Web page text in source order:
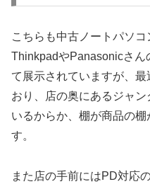
こちらも中古ノートパソ
ThinkpadやPanasonicさん
て展示されていますが、
おり、店の奥にあるジャ
いるからか、棚が商品の
す。
また店の手前にはPD対応